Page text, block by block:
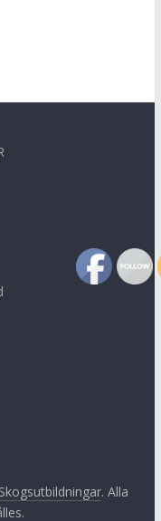
. Alla